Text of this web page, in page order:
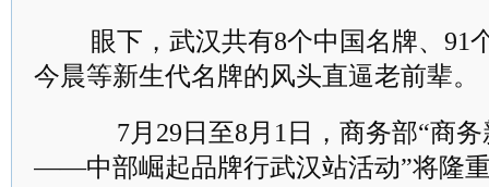
眼下，武汉共有8个中国名牌、91
今晨等新生代名牌的风头直逼老前辈。
7月29日至8月1日，商务部“商务
——中部崛起品牌行武汉站活动”将隆